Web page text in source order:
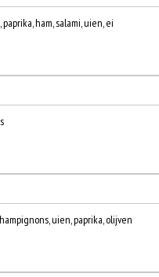
ham, salami, uien, ei
uien, paprika, olijven